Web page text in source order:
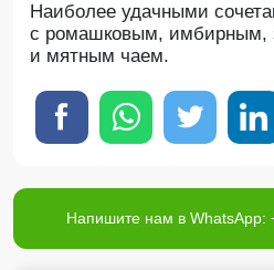
Наиболее удачными
с ромашковым, имбирным,
и мятным чаем.
Напишите нам в WhatsApp: